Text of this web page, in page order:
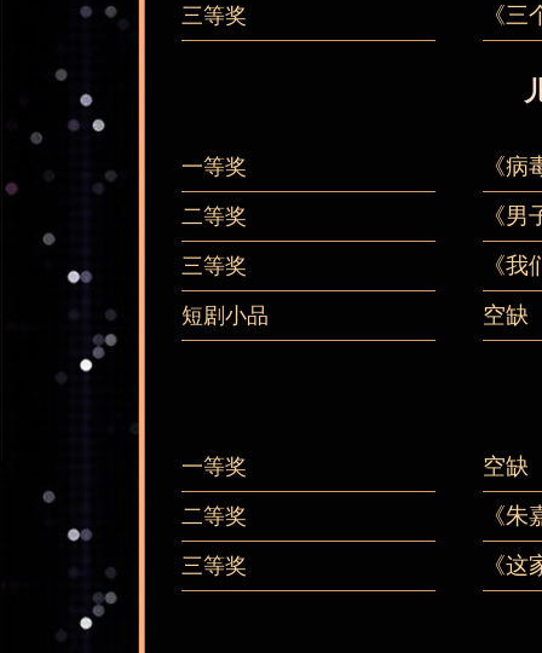
三等奖 《
一等奖 《病
二等奖 《
三等奖 《
短剧小品 空缺
一等奖 空缺
二等奖 《
三等奖 《